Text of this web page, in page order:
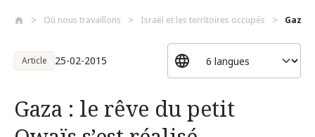
Où nous travaillons Israël et les territoires occupés Gaza
Article 25-02-2015
Gaza : le rêve du petit